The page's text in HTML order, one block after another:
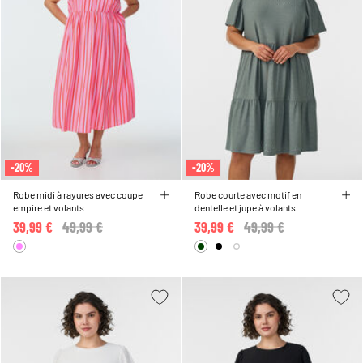
-20%
Robe midi à rayures avec coupe
empire et volants
Price reduced from
49,99 €
39,99 €
-20%
Robe courte avec motif en
dentelle et jupe à volants
Price reduced from
49,99 €
39,99 €